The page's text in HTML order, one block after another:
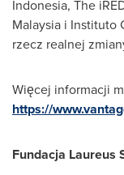
Indonesia, The
Malaysia i Instituto
rzecz realnej
Więcej informacji
https://
Fundacja Laureus